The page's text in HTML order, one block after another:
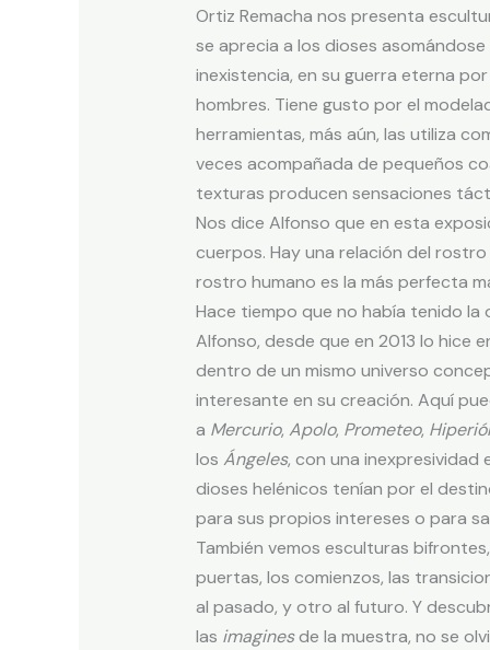
Ortiz Remacha nos presenta
se aprecia a los dioses
inexistencia, en su guerra eterna
hombres. Tiene gusto por el
herramientas, más aún, las utiliza
veces acompañada de pequeños
texturas producen sensaciones
Nos dice Alfonso que en esta
cuerpos. Hay una relación del
rostro humano es la más perfecta
Hace tiempo que no había tenido
Alfonso, desde que en 2013 lo hice
dentro de un mismo universo
interesante en su creación. Aquí
a Mercurio, Apolo, Prometeo,
los Ángeles, con una inexpresividad
dioses helénicos tenían por el
para sus propios intereses o para
También vemos esculturas
puertas, los comienzos, las
al pasado, y otro al futuro. Y
las imaginesde la muestra, no se